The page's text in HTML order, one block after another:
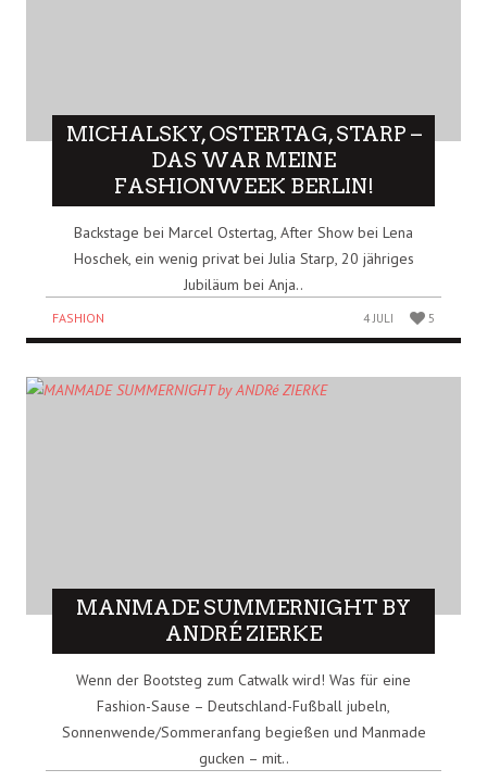
MICHALSKY, OSTERTAG, STARP –
DAS WAR MEINE
FASHIONWEEK BERLIN!
Backstage bei Marcel Ostertag, After Show bei Lena
Hoschek, ein wenig privat bei Julia Starp, 20 jähriges
Jubiläum bei Anja..
FASHION 4 JULI 5
MANMADE SUMMERNIGHT BY
ANDRÉ ZIERKE
Wenn der Bootsteg zum Catwalk wird! Was für eine
Fashion-Sause – Deutschland-Fußball jubeln,
Sonnenwende/Sommeranfang begießen und Manmade
gucken – mit..